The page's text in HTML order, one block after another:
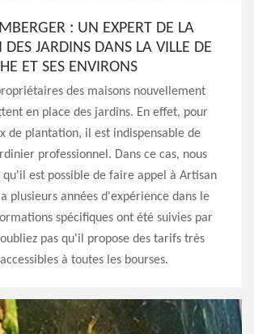
: UN EXPERT DE LA
DES JARDINS DANS LA VILLE DE
ET SES ENVIRONS
des maisons nouvellement
en place des jardins. En effet, pour
de plantation, il est indispensable de
professionnel. Dans ce cas, nous
qu'il est possible de faire appel à Artisan
plusieurs années d'expérience dans le
spécifiques ont été suivies par
pas qu'il propose des tarifs très
à toutes les bourses.